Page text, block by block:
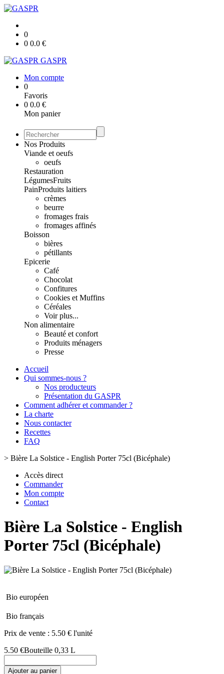
0
0 0.0 €
GASPR
Mon compte
0
Favoris
0 0.0 €
Mon panier
Nos Produits
Viande et oeufs
oeufs
Restauration
LégumesFruits
PainProduits laitiers
crèmes
beurre
fromages frais
fromages affinés
Boisson
bières
pétillants
Epicerie
Café
Chocolat
Confitures
Cookies et Muffins
Céréales
Voir plus...
Non alimentaire
Beauté et confort
Produits ménagers
Presse
Accueil
Qui sommes-nous ?
Nos producteurs
Présentation du GASPR
Comment adhérer et commander ?
La charte
Nous contacter
Recettes
FAQ
> Bière La Solstice - English Porter 75cl (Bicéphale)
Accès direct
Commander
Mon compte
Contact
Bière La Solstice - English
Porter 75cl (Bicéphale)
Bio européen
Bio français
Prix de vente : 5.50 € l'unité
5.50 €Bouteille 0,33 L
Ajouter au panier